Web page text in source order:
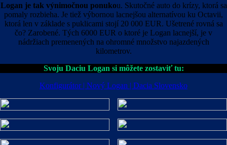
Logan je tak výnimočnou ponukou. Skutočné auto do krízy, ktorá sa
pomaly rozbieha. Je tiež výbornou lacnejšou alternatívou ku Octavii,
ktorá len v základe s puklicami stojí 20 000 EUR. Ušetrené rovná sa
čo? Zarobené. Tých 6000 EUR o ktoré je Logan lacnejší, je v
nádržiach premenených na ohromné množstvo najazdených
kilometrov.
Svoju Daciu Logan si môžete zostaviť tu:
Konfigurátor | Nový Logan | Dacia Slovensko